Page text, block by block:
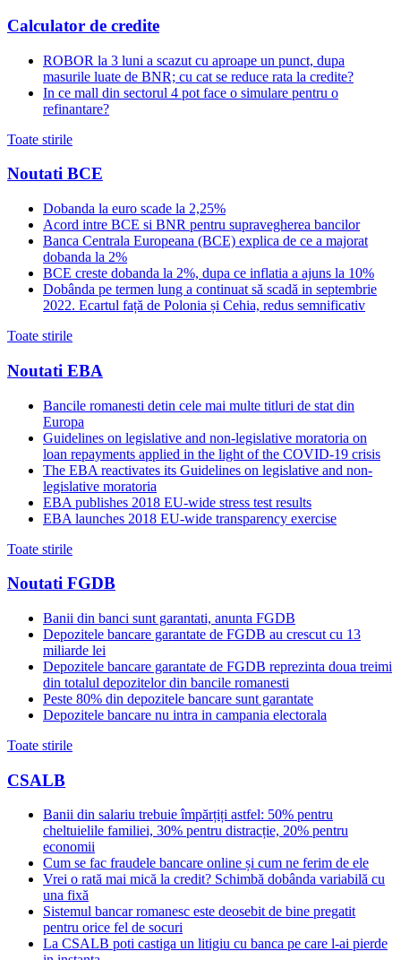
Calculator de credite
ROBOR la 3 luni a scazut cu aproape un punct, dupa
masurile luate de BNR; cu cat se reduce rata la credite?
In ce mall din sectorul 4 pot face o simulare pentru o
refinantare?
Toate stirile
Noutati BCE
Dobanda la euro scade la 2,25%
Acord intre BCE si BNR pentru supravegherea bancilor
Banca Centrala Europeana (BCE) explica de ce a majorat
dobanda la 2%
BCE creste dobanda la 2%, dupa ce inflatia a ajuns la 10%
Dobânda pe termen lung a continuat să scadă in septembrie
2022. Ecartul față de Polonia și Cehia, redus semnificativ
Toate stirile
Noutati EBA
Bancile romanesti detin cele mai multe titluri de stat din
Europa
Guidelines on legislative and non-legislative moratoria on
loan repayments applied in the light of the COVID-19 crisis
The EBA reactivates its Guidelines on legislative and non-
legislative moratoria
EBA publishes 2018 EU-wide stress test results
EBA launches 2018 EU-wide transparency exercise
Toate stirile
Noutati FGDB
Banii din banci sunt garantati, anunta FGDB
Depozitele bancare garantate de FGDB au crescut cu 13
miliarde lei
Depozitele bancare garantate de FGDB reprezinta doua treimi
din totalul depozitelor din bancile romanesti
Peste 80% din depozitele bancare sunt garantate
Depozitele bancare nu intra in campania electorala
Toate stirile
CSALB
Banii din salariu trebuie împărțiți astfel: 50% pentru
cheltuielile familiei, 30% pentru distracție, 20% pentru
economii
Cum se fac fraudele bancare online și cum ne ferim de ele
Vrei o rată mai mică la credit? Schimbă dobânda variabilă cu
una fixă
Sistemul bancar romanesc este deosebit de bine pregatit
pentru orice fel de socuri
La CSALB poti castiga un litigiu cu banca pe care l-ai pierde